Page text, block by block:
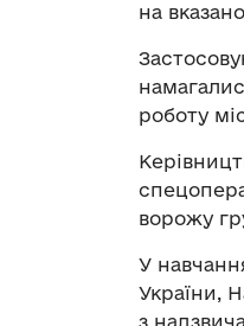
на
роботу
ворожу
У
України,
з